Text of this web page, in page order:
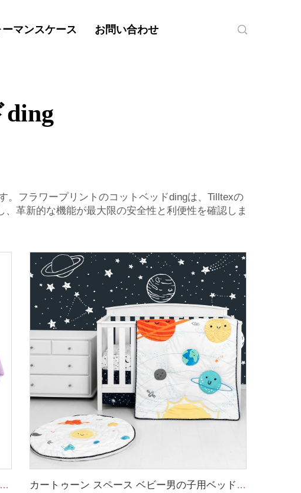
マンスケース お問い合わせ
。フラワープリントのコットベッドdingは、Tilltexの
、革新的な機能が最大限の安全性と利便性を確認しま
ビティマット 掛けられる感覚玩具 動物デザイン 赤ちゃん用プレイマット ジム カートゥーン スペース ベビー男の子用ベッドセット 3ピース コットベビーベッド寝具セット